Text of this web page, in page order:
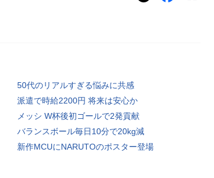
50代のリアルすぎる悩みに共感
派遣で時給2200円 将来は安心か
メッシ W杯後初ゴールで2発貢献
バランスボール毎日10分で20kg減
新作MCUにNARUTOのポスター登場